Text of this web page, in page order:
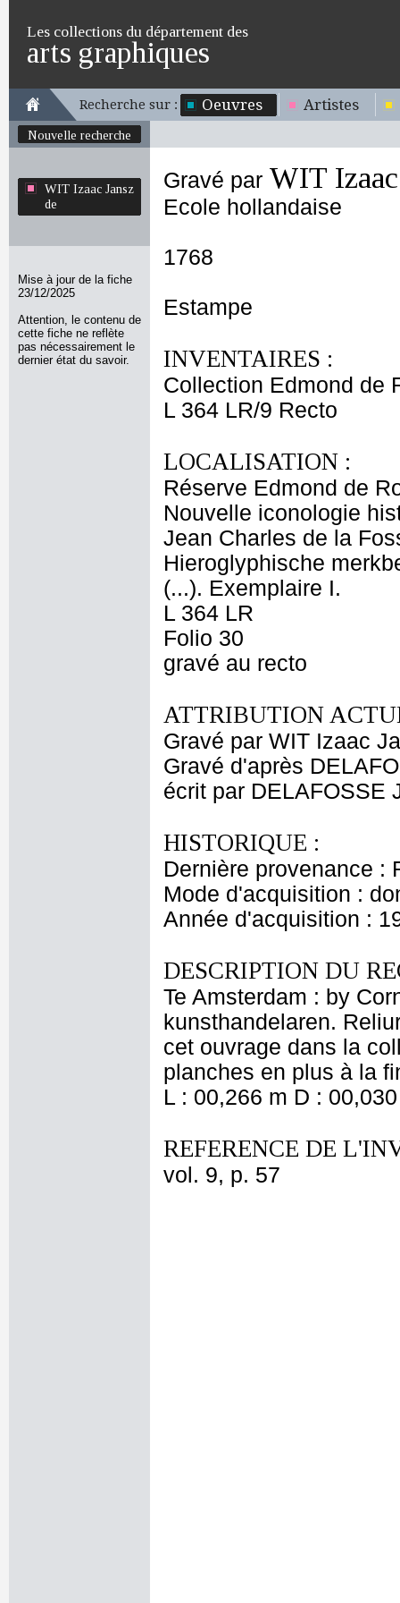
Les collections du département des
arts graphiques
Recherche sur : Oeuvres Artistes
Nouvelle recherche
WIT Izaac Jansz
de
Mise à jour de la fiche
23/12/2025
Attention, le contenu de
cette fiche ne reflète
pas nécessairement le
dernier état du savoir.
Gravé par WIT
Ecole hollandaise
1768
Estampe
INVENTAIRES :
Collection Edmond de
L 364 LR/9 Recto
LOCALISATION :
Réserve Edmond de
Nouvelle iconologie
Jean Charles de la
Hieroglyphische
(...). Exemplaire I.
L 364 LR
Folio 30
gravé au recto
ATTRIBUTION
Gravé par WIT Izaac
Gravé d'après
écrit par DELAFOSSE
HISTORIQUE :
Dernière provenance :
Mode d'acquisition :
Année d'acquisition :
DESCRIPTION DU
Te Amsterdam : by
kunsthandelaren.
cet ouvrage dans la
planches en plus à la
L : 00,266 m D :
REFERENCE DE
vol. 9, p. 57